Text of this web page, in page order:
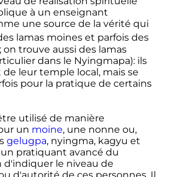
à un enseignant
une source de la vérité qui
lamas moines et parfois des
on trouve aussi des lamas
dans le Nyingmapa): ils
leur temple local, mais se
pour la pratique de certains
utilisé de manière
un moine, une nonne ou,
gelugpa, nyingma, kagyu et
pratiquant avancé du
d'indiquer le niveau de